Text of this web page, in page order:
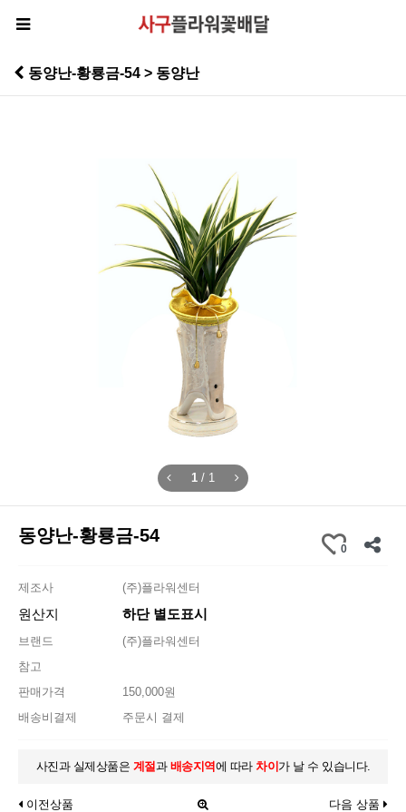
동양난-황룡금-54 > 동양난
1 / 1
동양난-황룡금-54
0
제조사 (주)플라워센터
원산지 하단 별도표시
브랜드
(주)플라워센터
참고
판매가격
150,000원
배송비결제
주문시 결제
사진과 실제상품은 계절과 배송지역에 따라 차이 가 날 수 있습니다.
이전상품 다음 상품